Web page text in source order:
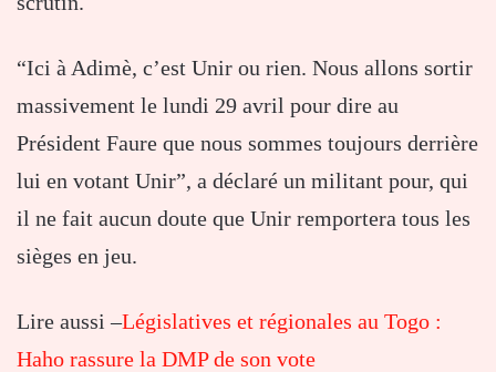
“Ici à Adimè, c’est Unir ou rien. Nous allons sortir
massivement le lundi 29 avril pour dire au
Président Faure que nous sommes toujours derrière
lui en votant Unir”, a déclaré un militant pour, qui
il ne fait aucun doute que Unir remportera tous les
sièges en jeu.
Lire aussi –Législatives et régionales au Togo :
Haho rassure la DMP de son vote